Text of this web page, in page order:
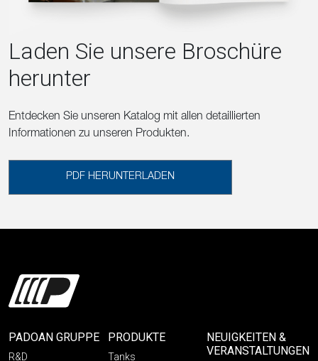
Laden Sie unsere Broschüre
herunter
Entdecken Sie unseren Katalog mit allen detaillierten
Informationen zu unseren Produkten.
PDF HERUNTERLADEN
PADOAN GRUPPE
R&D
PRODUKTE
Tanks
NEUIGKEITEN &
VERANSTALTUNGEN